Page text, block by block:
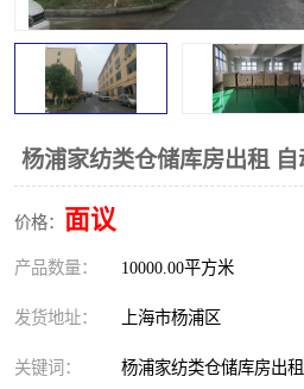
杨浦家纺类仓储库房出租
价格： 面议
产品数量： 10000.00平方米
发货地址： 上海市杨浦区
关键词： 杨浦家纺类仓储库房出租